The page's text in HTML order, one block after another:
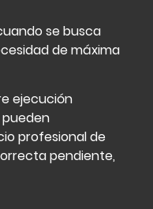
se busca
de máxima
ejecución
profesional de
pendiente,